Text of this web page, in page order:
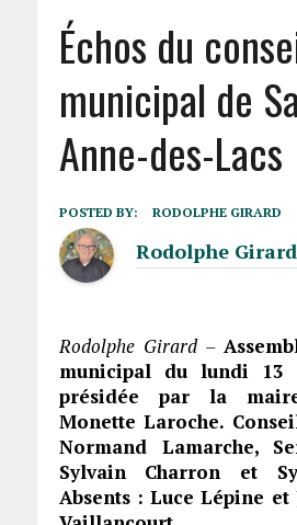
Échos du
municipal de
Anne-des-Lacs
POSTED BY: RODOLPHE GIRARD
Rodolphe Girard
Rodolphe Girard –
municipal du lundi 13
présidée par la
Monette Laroche.
Normand Lamarche,
Sylvain Charron et
Absents : Luce Lépine et